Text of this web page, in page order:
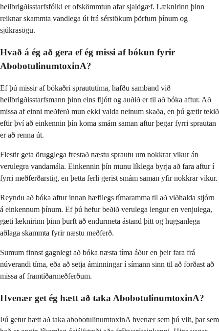
heilbrigðisstarfsfólki er ofskömmtun afar sjaldgæf. Læknirinn þinn
reiknar skammta vandlega út frá sérstökum þörfum þínum og
sjúkrasögu.
Hvað á ég að gera ef ég missi af bókun fyrir
AbobotulinumtoxinA?
Ef þú missir af bókaðri spraututíma, hafðu samband við
heilbrigðisstarfsmann þinn eins fljótt og auðið er til að bóka aftur. Að
missa af einni meðferð mun ekki valda neinum skaða, en þú gætir tekið
eftir því að einkennin þín koma smám saman aftur þegar fyrri sprautan
er að renna út.
Flestir geta örugglega frestað næstu sprautu um nokkrar vikur án
verulegra vandamála. Einkennin þín munu líklega byrja að fara aftur í
fyrri meðferðarstig, en þetta ferli gerist smám saman yfir nokkrar vikur.
Reyndu að bóka aftur innan hæfilegs tímaramma til að viðhalda stjórn
á einkennum þínum. Ef þú hefur beðið verulega lengur en venjulega,
gæti læknirinn þinn þurft að endurmeta ástand þitt og hugsanlega
aðlaga skammta fyrir næstu meðferð.
Sumum finnst gagnlegt að bóka næsta tíma áður en þeir fara frá
núverandi tíma, eða að setja áminningar í símann sinn til að forðast að
missa af framtíðarmeðferðum.
Hvenær get ég hætt að taka AbobotulinumtoxinA?
Þú getur hætt að taka abobotulinumtoxinA hvenær sem þú vilt, þar sem